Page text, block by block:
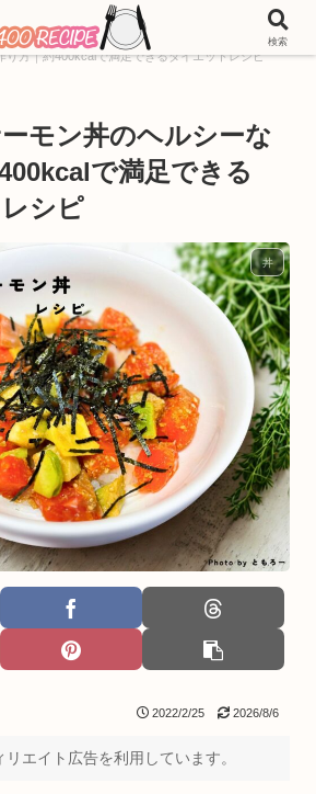
料理ジャンル別レシピ
アボ
り方｜約400kcalで満足できるダイエットレシピ
モン丼のヘルシーな
で満足できる
シピ
丼
2022/2/25 2026/8/6
エイト広告を利用しています。
検索